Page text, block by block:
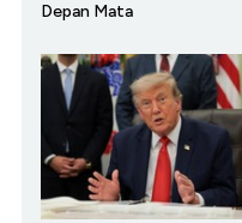
Depan Mata